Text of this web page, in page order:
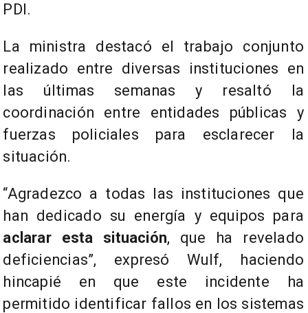
PDI.
La ministra destacó el trabajo conjunto
realizado entre diversas instituciones en
las últimas semanas y resaltó la
coordinación entre entidades públicas y
fuerzas policiales para esclarecer la
situación.
“Agradezco a todas las instituciones que
han dedicado su energía y equipos para
aclarar esta situación, que ha revelado
deficiencias”, expresó Wulf, haciendo
hincapié en que este incidente ha
permitido identificar fallos en los sistemas